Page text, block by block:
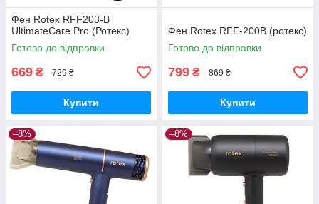
Фен Rotex RFF203-B
UltimateCare Pro (Ротекс)
Готово до відправки
669 ₴ 729 ₴
Купити
Фен Rotex RFF-200B (ротекс)
Готово до відправки
799 ₴ 869 ₴
Купити
–8% –8%